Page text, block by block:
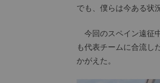
でも、僕らは今ある状
今回のスペイン遠征
も代表チームに合流し
かがえた。